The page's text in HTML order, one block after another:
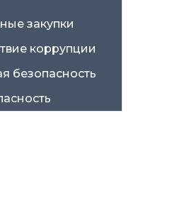
закупки
коррупции
безопасность